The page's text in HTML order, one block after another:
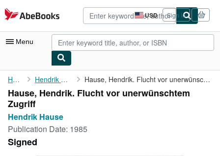
Skip to main content
AbeBooks.com USD
Site
shopping
preferences
Sign in
Menu
My Account
My Purchases
Advanced Search
Browse Collections
Rare Books
Home Hendrik Hause Hause, Hendrik. Flucht vor unerwünschtem Zugriff
Hause, Hendrik. Flucht vor unerwünschtem
Zugriff
Hendrik Hause
Publication Date: 1985
Signed